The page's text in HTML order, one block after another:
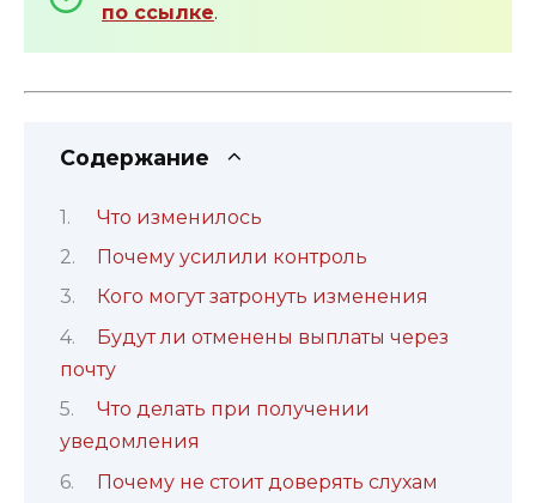
по ссылке.
Содержание
Что изменилось
Почему усилили контроль
Кого могут затронуть изменения
Будут ли отменены выплаты через
почту
Что делать при получении
уведомления
Почему не стоит доверять слухам